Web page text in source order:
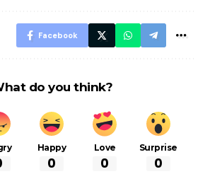
Facebook
do you think?
Happy
0
Love
0
Surprise
0